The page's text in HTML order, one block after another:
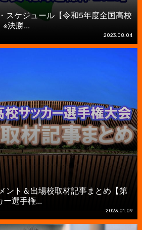
スケジュール【令和5年度全国高校
決勝...
2023.08.04
ント＆出場校取材記事まとめ【第
ー選手権...
2023.01.09